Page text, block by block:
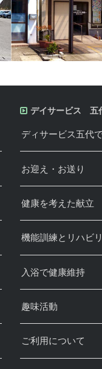
デイサービス 五
ディサービス五代
お迎え・お送り
健康を考えた献立
機能訓練とリハビリ
入浴で健康維持
趣味活動
ご利用について